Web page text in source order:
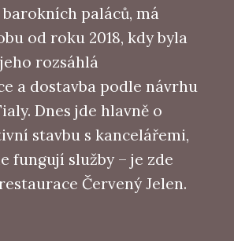
paláců, má
od roku 2018, kdy byla
rozsáhlá
a dostavba podle návrhu
Dnes jde hlavně o
stavbu s kancelářemi,
fungují služby – je zde
Červený Jelen.